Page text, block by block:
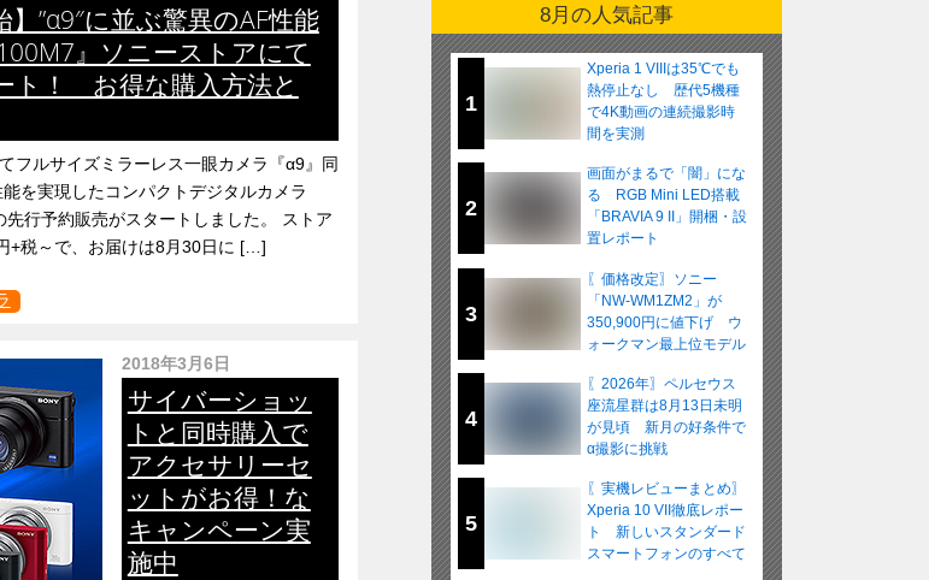
】”α9″に並ぶ驚異のAF性能
』ソニーストアにて
ト！ お得な購入方法と
フルサイズミラーレス一眼カメラ『α9』同
を実現したコンパクトデジタルカメラ
先行予約販売がスタートしました。 ストア
+税～で、お届けは8月30日に […]
2018年3月6日
サイバーショッ
トと同時購入で
アクセサリーセ
ットがお得！な
キャンペーン実
施中
8月の人気記事
1
Xperia 1 VIIIは35℃でも
熱停止なし 歴代5機種
で4K動画の連続撮影時
間を実測
2
画面がまるで「闇」にな
る RGB Mini LED搭載
「BRAVIA 9 II」開梱・設
置レポート
3
〖価格改定〗ソニー
「NW-WM1ZM2」が
350,900円に値下げ ウ
ォークマン最上位モデル
4
〖2026年〗ペルセウス
座流星群は8月13日未明
が見頃 新月の好条件で
α撮影に挑戦
5
〖実機レビューまとめ〗
Xperia 10 VII徹底レポー
ト 新しいスタンダード
スマートフォンのすべて